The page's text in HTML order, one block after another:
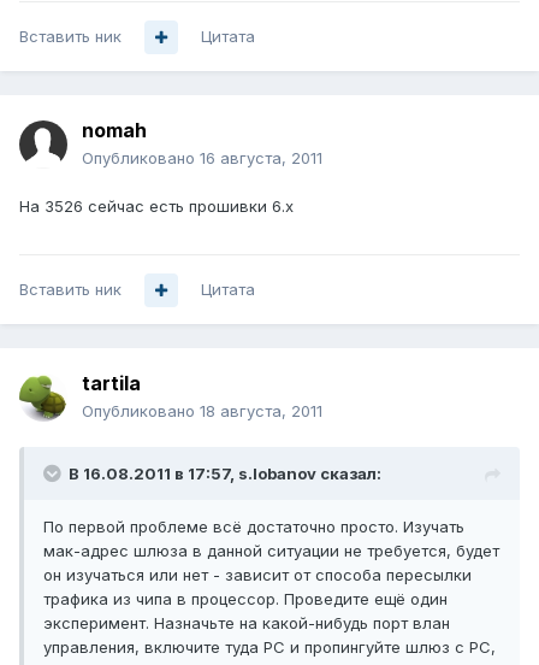
Вставить ник Цитата
nomah
Опубликовано 16 августа, 2011
На 3526 сейчас есть прошивки 6.x
Вставить ник Цитата
tartila
Опубликовано 18 августа, 2011
В 16.08.2011 в 17:57, s.lobanov сказал:
По первой проблеме всё достаточно просто. Изучать
мак-адрес шлюза в данной ситуации не требуется, будет
он изучаться или нет - зависит от способа пересылки
трафика из чипа в процессор. Проведите ещё один
эксперимент. Назначьте на какой-нибудь порт влан
управления, включите туда PC и пропингуйте шлюз с PC,